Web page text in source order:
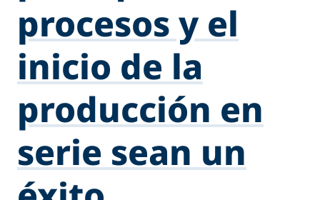
procesos y el
inicio de la
producción en
serie sean un